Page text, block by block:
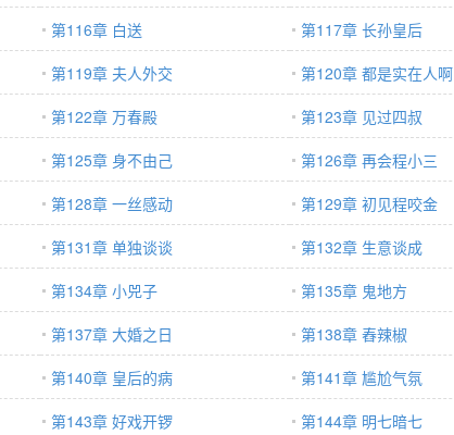
第116章 白送
第117章 长孙皇后
第119章 夫人外交
第120章 都是实在人啊
第122章 万春殿
第123章 见过四叔
第125章 身不由己
第126章 再会程小三
第128章 一丝感动
第129章 初见程咬金
第131章 单独谈谈
第132章 生意谈成
第134章 小兕子
第135章 鬼地方
第137章 大婚之日
第138章 舂辣椒
第140章 皇后的病
第141章 尴尬气氛
第143章 好戏开锣
第144章 明七暗七